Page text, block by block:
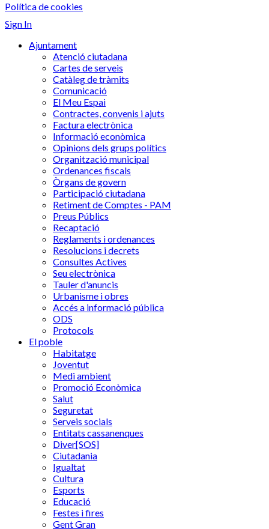
Política de cookies
Sign In
Ajuntament
Atenció ciutadana
Cartes de serveis
Catàleg de tràmits
Comunicació
El Meu Espai
Contractes, convenis i ajuts
Factura electrònica
Informació econòmica
Opinions dels grups polítics
Organització municipal
Ordenances fiscals
Òrgans de govern
Participació ciutadana
Retiment de Comptes - PAM
Preus Públics
Recaptació
Reglaments i ordenances
Resolucions i decrets
Consultes Actives
Seu electrònica
Tauler d'anuncis
Urbanisme i obres
Accés a informació pública
ODS
Protocols
El poble
Habitatge
Joventut
Medi ambient
Promoció Econòmica
Salut
Seguretat
Serveis socials
Entitats cassanenques
Diver[SOS]
Ciutadania
Igualtat
Cultura
Esports
Educació
Festes i fires
Gent Gran